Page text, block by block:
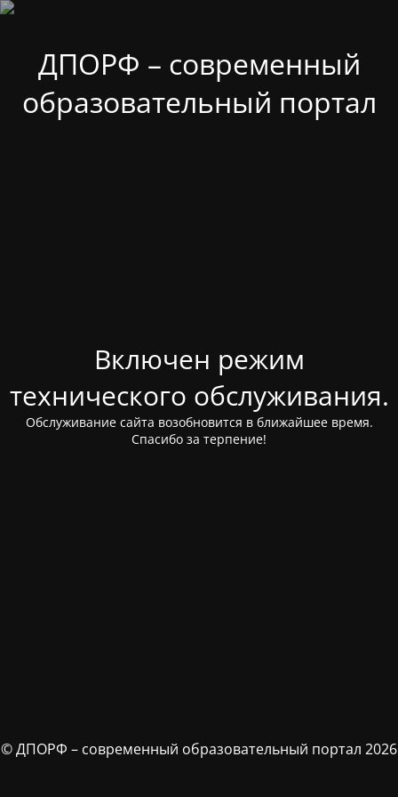
ДПОРФ – современный
образовательный портал
Включен режим
технического обслуживания.
Обслуживание сайта возобновится в ближайшее время.
Спасибо за терпение!
© ДПОРФ – современный образовательный портал 2026